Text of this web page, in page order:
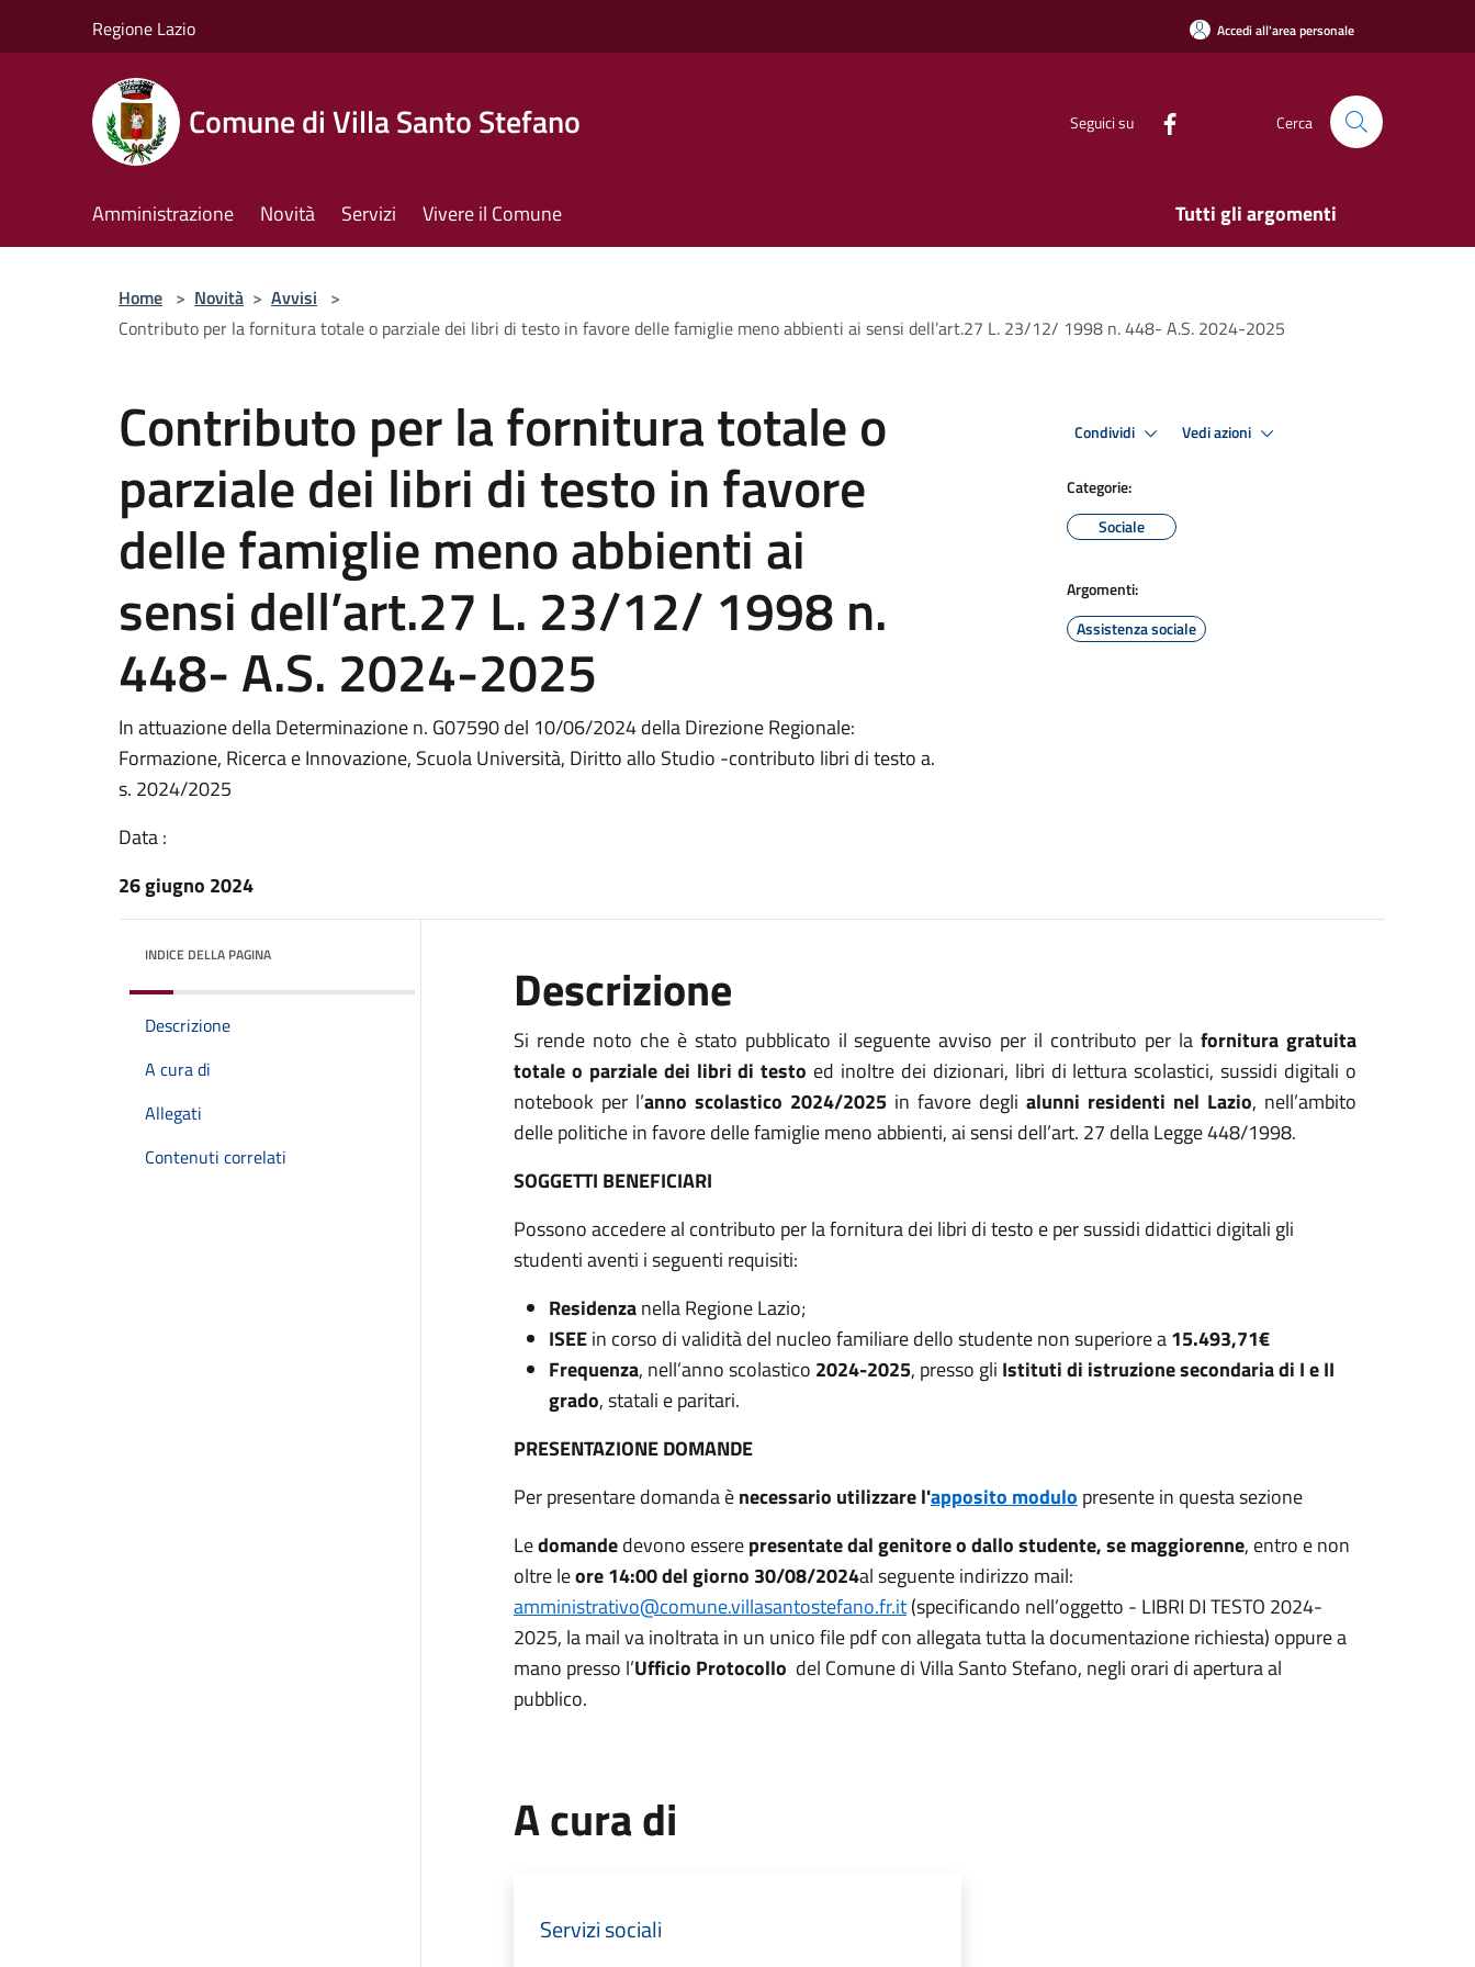
Regione Lazio Accedi all'area personale
Comune di Villa Santo Stefano Seguici su Cerca
Amministrazione Novità Servizi Vivere il Comune Tutti gli argomenti
Home > Novità > Avvisi >
Contributo per la fornitura totale o parziale dei libri di testo in favore delle famiglie meno abbienti ai sensi dell’art.27 L. 23/12/ 1998 n. 448- A.S. 2024-2025
Contributo per la fornitura totale o
parziale dei libri di testo in favore
delle famiglie meno abbienti ai
sensi dell’art.27 L. 23/12/ 1998 n.
448- A.S. 2024-2025
In attuazione della Determinazione n. G07590 del 10/06/2024 della Direzione Regionale:
Formazione, Ricerca e Innovazione, Scuola Università, Diritto allo Studio -contributo libri di testo a.
s. 2024/2025
Data :
26 giugno 2024
Condividi Vedi azioni
Categorie:
Sociale
Argomenti:
Assistenza sociale
INDICE DELLA PAGINA
Descrizione
A cura di
Allegati
Contenuti correlati
Descrizione
Si rende noto che è stato pubblicato il seguente avviso per il contributo per lafornitura gratuita
totale o parziale dei libri di testo ed inoltre dei dizionari, libri di lettura scolastici, sussidi digitali o
notebook per l’anno scolastico 2024/2025in favore degli alunni residenti nel Lazio, nell’ambito
delle politiche in favore delle famiglie meno abbienti, ai sensi dell’art. 27 della Legge 448/1998.
SOGGETTI BENEFICIARI
Possono accedere al contributo per la fornitura dei libri di testo e per sussidi didattici digitali gli
studenti aventi i seguenti requisiti:
Residenzanella Regione Lazio;
ISEEin corso di validità del nucleo familiare dello studente non superiore a15.493,71€
Frequenza, nell’anno scolastico 2024-2025, presso gli Istituti di istruzione secondaria di I e II
grado, statali e paritari.
PRESENTAZIONE DOMANDE
Per presentare domanda ènecessario utilizzare l'apposito modulo presente in questa sezione
Ledomandedevono esserepresentate dal genitore o dallo studente, se maggiorenne, entro e non
oltre leore 14:00 del giorno 30/08/2024al seguente indirizzo mail:
amministrativo@comune.villasantostefano.fr.it(specificando nell’oggetto - LIBRI DI TESTO 2024-
2025, la mail va inoltrata in un unico file pdf con allegata tutta la documentazione richiesta) oppure a
mano presso l’Ufficio Protocollo del Comune di Villa Santo Stefano, negli orari di apertura al
pubblico.
A cura di
Servizi sociali